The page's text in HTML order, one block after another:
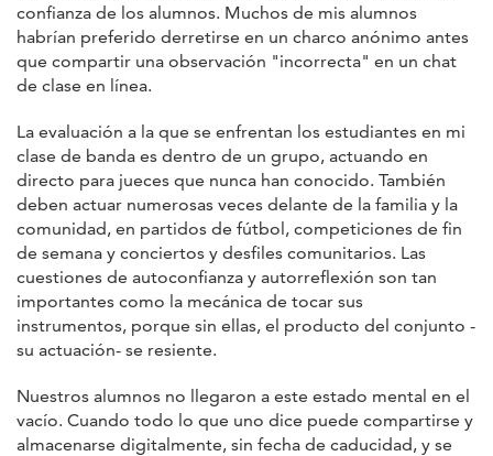
confianza de los alumnos. Muchos de mis alumnos
habrían preferido derretirse en un charco anónimo antes
que compartir una observación "incorrecta" en un chat
de clase en línea.
La evaluación a la que se enfrentan los estudiantes en mi
clase de banda es dentro de un grupo, actuando en
directo para jueces que nunca han conocido. También
deben actuar numerosas veces delante de la familia y la
comunidad, en partidos de fútbol, competiciones de fin
de semana y conciertos y desfiles comunitarios. Las
cuestiones de autoconfianza y autorreflexión son tan
importantes como la mecánica de tocar sus
instrumentos, porque sin ellas, el producto del conjunto -
su actuación- se resiente.
Nuestros alumnos no llegaron a este estado mental en el
vacío. Cuando todo lo que uno dice puede compartirse y
almacenarse digitalmente, sin fecha de caducidad, y se